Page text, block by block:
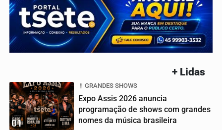
+ Lidas
01
GRANDES SHOWS
Expo Assis 2026 anuncia
programação de shows com grandes
nomes da música brasileira